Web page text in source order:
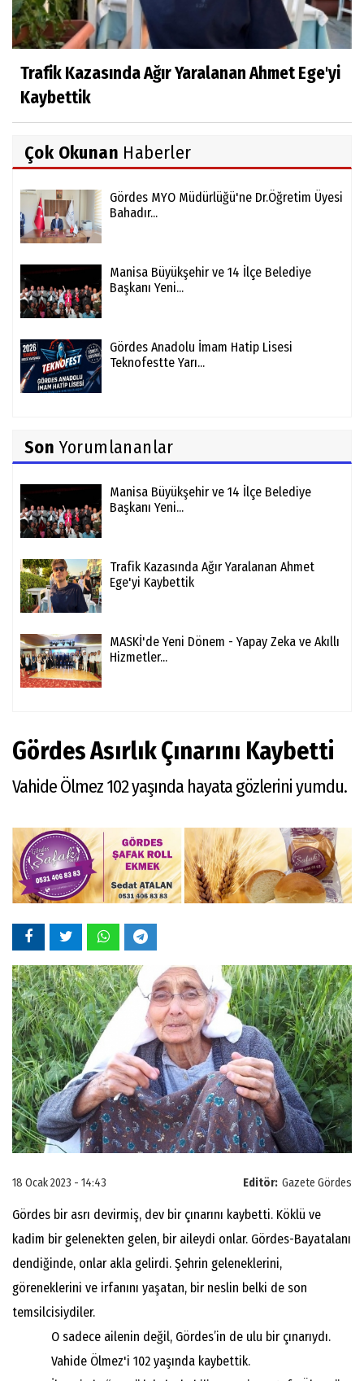
Trafik Kazasında Ağır Yaralanan Ahmet Ege'yi
Kaybettik
Çok Okunan Haberler
Gördes MYO Müdürlüğü'ne Dr.Öğretim Üyesi
Bahadır...
Manisa Büyükşehir ve 14 İlçe Belediye
Başkanı Yeni...
Gördes Anadolu İmam Hatip Lisesi
Teknofestte Yarı...
Son Yorumlananlar
Manisa Büyükşehir ve 14 İlçe Belediye
Başkanı Yeni...
Trafik Kazasında Ağır Yaralanan Ahmet
Ege'yi Kaybettik
MASKİ'de Yeni Dönem - Yapay Zeka ve Akıllı
Hizmetler...
Gördes Asırlık Çınarını Kaybetti
Vahide Ölmez 102 yaşında hayata gözlerini yumdu.
Editör: Gazete Gördes
18 Ocak 2023 - 14:43
Gördes bir asrı devirmiş, dev bir çınarını kaybetti. Köklü ve
kadim bir gelenekten gelen, bir aileydi onlar. Gördes-Bayatalanı
dendiğinde, onlar akla gelirdi. Şehrin geleneklerini,
göreneklerini ve irfanını yaşatan, bir neslin belki de son
temsilcisiydiler.
O sadece ailenin değil, Gördes’in de ulu bir çınarıydı.
Vahide Ölmez'i 102 yaşında kaybettik.